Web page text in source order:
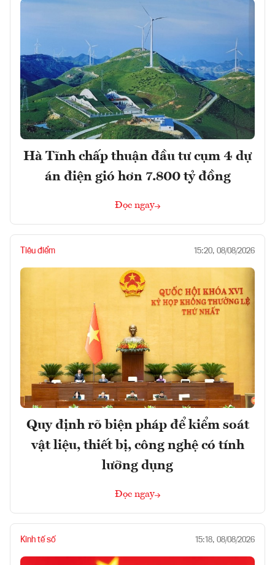
Hà Tĩnh chấp thuận đầu tư cụm 4 dự
án điện gió hơn 7.800 tỷ đồng
Đọc ngay
Tiêu điểm 15:20, 08/08/2026
Quy định rõ biện pháp để kiểm soát
vật liệu, thiết bị, công nghệ có tính
lưỡng dụng
Đọc ngay
Kinh tế số 15:18, 08/08/2026